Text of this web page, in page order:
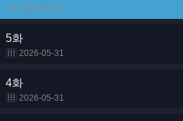
2026-05-31
5화
2026-05-31
4화
2026-05-31